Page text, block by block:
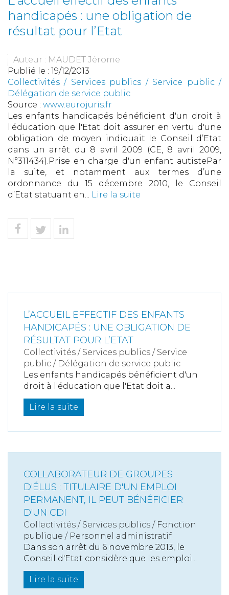
handicapés : une obligation de
résultat pour l’Etat
Auteur : MAUDET Jérome
Publié le : 19/12/2013
Collectivités / Services publics / Service public /
Délégation de service public
Source : www.eurojuris.fr
Les enfants handicapés bénéficient d'un droit à
l'éducation que l'Etat doit assurer en vertu d'une
obligation de moyen indiquait le Conseil d’Etat
dans un arrêt du 8 avril 2009 (CE, 8 avril 2009,
N°311434).Prise en charge d'un enfant autistePar
la suite, et notamment aux termes d’une
ordonnance du 15 décembre 2010, le Conseil
d’Etat statuant en... Lire la suite
L’ACCUEIL EFFECTIF DES ENFANTS
HANDICAPÉS : UNE OBLIGATION DE
RÉSULTAT POUR L’ETAT
Collectivités / Services publics / Service
public / Délégation de service public
Les enfants handicapés bénéficient d'un
droit à l'éducation que l'Etat doit a...
Lire la suite
COLLABORATEUR DE GROUPES
D'ÉLUS : TITULAIRE D'UN EMPLOI
PERMANENT, IL PEUT BÉNÉFICIER
D'UN CDI
Collectivités / Services publics / Fonction
publique / Personnel administratif
Dans son arrêt du 6 novembre 2013, le
Conseil d'Etat considère que les emploi...
Lire la suite